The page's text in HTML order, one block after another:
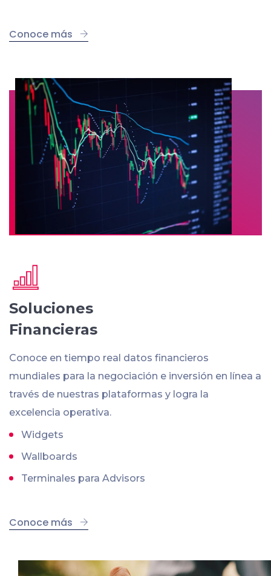
Conoce más
Soluciones
Financieras
Conoce en tiempo real datos financieros
mundiales para la negociación e inversión en línea a
través de nuestras plataformas y logra la
excelencia operativa.
Widgets
Wallboards
Terminales para Advisors
Conoce más